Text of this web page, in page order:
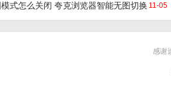
11-05
式怎么关闭 夸克浏览器智能无图切换
感谢